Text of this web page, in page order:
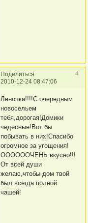
Поделиться
4
2010-12-24 08:47:06
Леночка!!!!С очередным
новосельем
тебя,дорогая!Домики
чедесные!Вот бы
побывать в них!Спасибо
огромное за угощения!
ООООООЧЕНЬ вкусно!!!
От всей души
желаю,чтобы дом твой
был всегда полной
чашей!